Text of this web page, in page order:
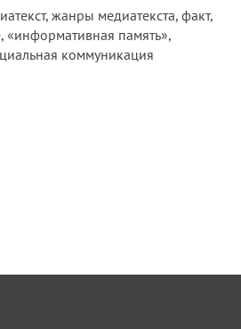
жанры медиатекста, факт,
«информативная память»,
коммуникация